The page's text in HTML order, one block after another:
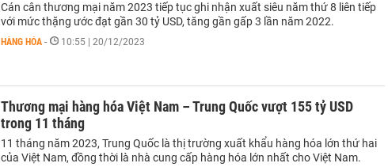
Cán cân thương mại năm 2023 tiếp tục ghi nhận xuất siêu năm thứ 8 liên tiếp
với mức thặng ước đạt gần 30 tỷ USD, tăng gần gấp 3 lần năm 2022.
HÀNG HÓA - 10:55 | 20/12/2023
Thương mại hàng hóa Việt Nam – Trung Quốc vượt 155 tỷ USD
trong 11 tháng
11 tháng năm 2023, Trung Quốc là thị trường xuất khẩu hàng hóa lớn thứ hai
của Việt Nam, đồng thời là nhà cung cấp hàng hóa lớn nhất cho Việt Nam.